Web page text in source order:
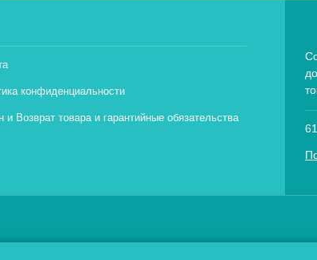
конфиденциальности
и Возврат товара и гарантийные обязательства